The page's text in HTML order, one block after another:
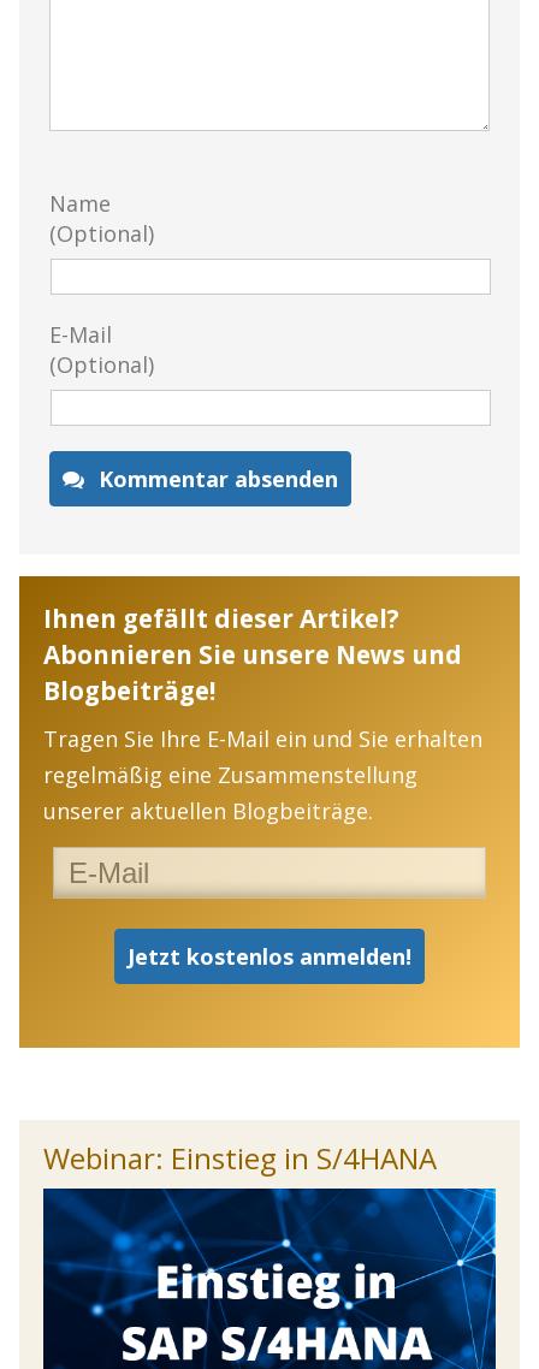
Name
(Optional)
E-Mail
(Optional)
Kommentar absenden
Ihnen gefällt dieser Artikel?
Abonnieren Sie unsere News und
Blogbeiträge!
Tragen Sie Ihre E-Mail ein und Sie erhalten
regelmäßig eine Zusammenstellung
unserer aktuellen Blogbeiträge.
Webinar: Einstieg in S/4HANA